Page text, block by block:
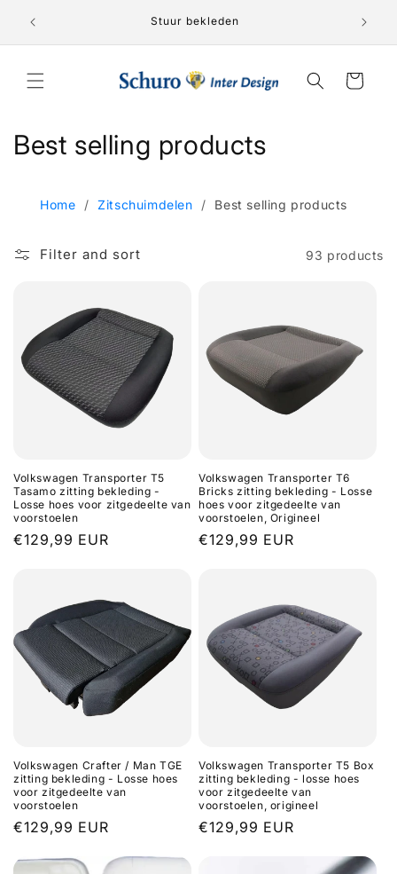
content
Stuur bekleden
Cart
C
l
:
Best selling products
Home / Zitschuimdelen / Best selling products
Filter and sort 93 products
Volkswagen Transporter T5
Tasamo zitting bekleding -
Losse hoes voor zitgedeelte van
voorstoelen
Regular
€129,99 EUR
Volkswagen Transporter T6
Bricks zitting bekleding - Losse
hoes voor zitgedeelte van
voorstoelen, Origineel
Regular
€129,99 EUR
Volkswagen Crafter / Man TGE
zitting bekleding - Losse hoes
voor zitgedeelte van
voorstoelen
Regular
€129,99 EUR
Volkswagen Transporter T5 Box
zitting bekleding - losse hoes
voor zitgedeelte van
voorstoelen, origineel
Regular
€129,99 EUR